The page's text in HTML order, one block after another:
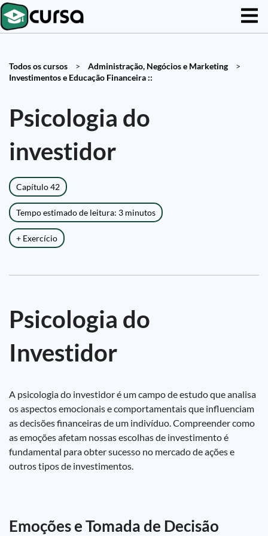
Todos os cursos > Administração, Negócios e Marketing
>
Investimentos e Educação Financeira ::
Psicologia do
investidor
Capítulo 42
Tempo estimado de leitura: 3 minutos
+ Exercício
Psicologia do
Investidor
A psicologia do investidor é um campo de estudo que analisa
os aspectos emocionais e comportamentais que influenciam
as decisões financeiras de um indivíduo. Compreender como
as emoções afetam nossas escolhas de investimento é
fundamental para obter sucesso no mercado de ações e
outros tipos de investimentos.
Emoções e Tomada de Decisão